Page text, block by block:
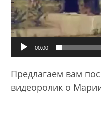
00:00
Предлагаем вам
видеоролик о